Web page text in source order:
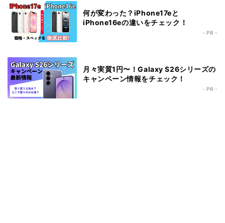
何が変わった？iPhone17eと
iPhone16eの違いをチェック！
- PR -
月々実質1円〜！Galaxy S26シリーズの
キャンペーン情報をチェック！
- PR -